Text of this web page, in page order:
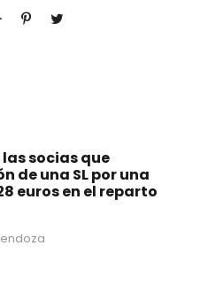
socias que
de una SL por una
euros en el reparto